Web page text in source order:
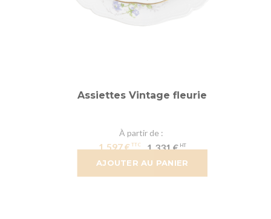
AJOUTER AU PANIER
Assiettes Vintage fleurie
À partir de
1,597 € 1,331 €